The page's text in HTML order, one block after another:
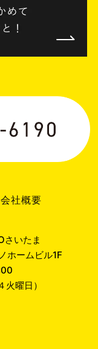
会社概要
さいたま
ホームビル1F
曜日）